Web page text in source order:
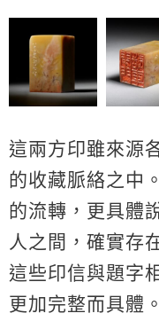
這兩方印雖來源
的收藏脈絡之中
的流轉，更具體
人之間，確實存
這些印信與題字
更加完整而具體。